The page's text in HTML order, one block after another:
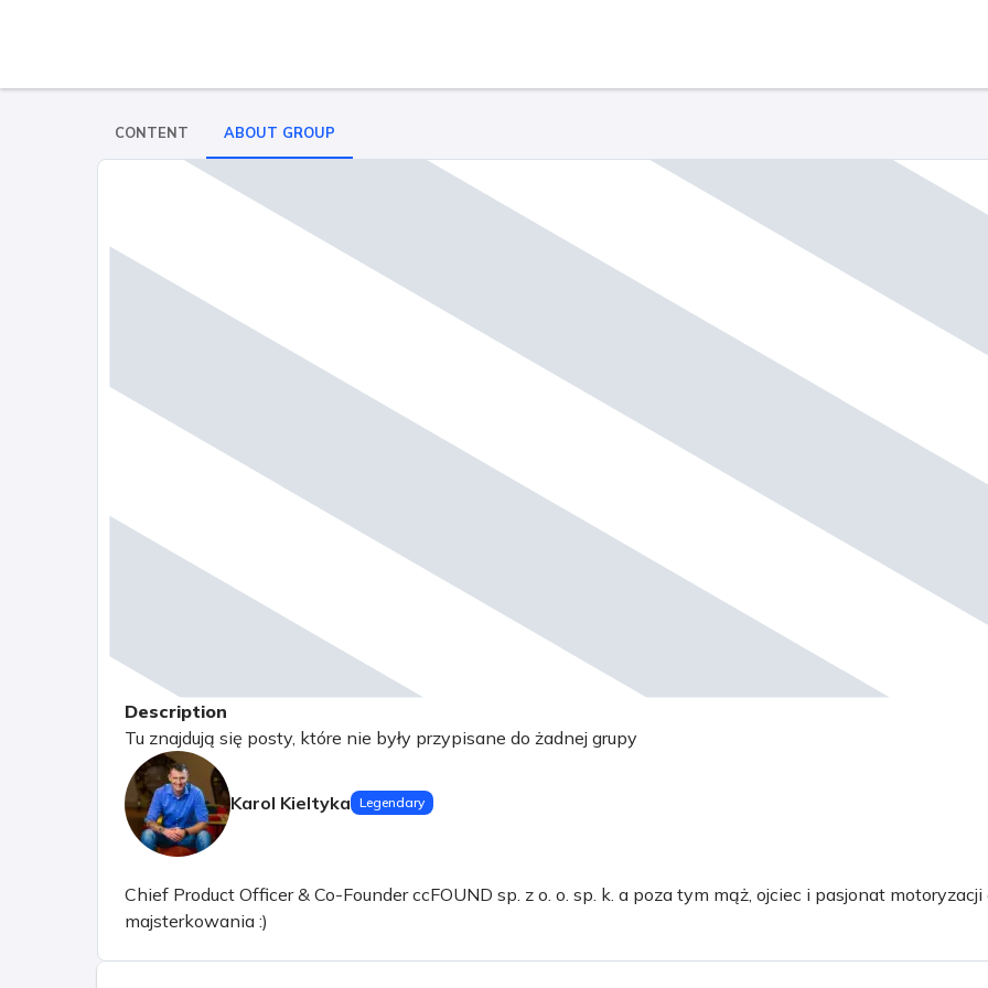
CONTENT ABOUT GROUP
Description
Tu znajdują się posty, które nie były przypisane do żadnej grupy
Karol Kieltyka Legendary
Chief Product Officer & Co-Founder ccFOUND sp. z o. o. sp. k. a poza tym mąż, ojciec i pasjonat motoryzacji
majsterkowania :)